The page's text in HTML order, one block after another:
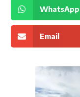
WhatsApp
Email